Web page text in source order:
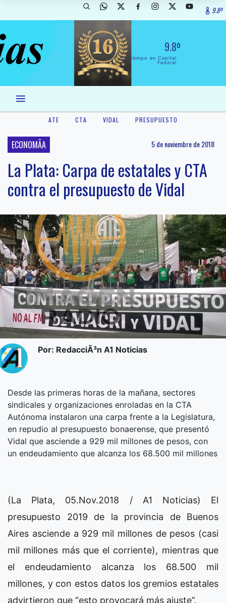
9.8º
9.8º
El Tiempo en Capital
Federal
ATE CTA VIDAL PRESUPUESTO
ECONOMÃA 5 de noviembre de 2018
La Plata: Carpa de estatales y CTA
contra el presupuesto de Vidal
Por: RedacciÃ³n A1 Noticias
Desde las primeras horas de la mañana, sectores
sindicales y organizaciones enroladas en la CTA
Autónoma instalaron una carpa frente a la Legislatura,
en repudio al presupuesto bonaerense, que presentó
Vidal que asciende a 929 mil millones de pesos, con
un endeudamiento que alcanza los 68.500 mil millones
(La Plata, 05.Nov.2018 / A1 Noticias) El
presupuesto 2019 de la provincia de Buenos
Aires asciende a 929 mil millones de pesos (casi
mil millones más que el corriente), mientras que
el endeudamiento alcanza los 68.500 mil
millones, y con estos datos los gremios estatales
advirtieron que “esto provocará más ajuste”.